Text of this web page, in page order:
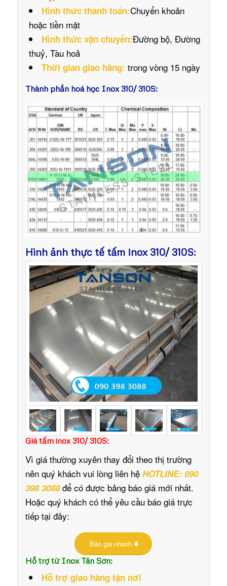
Hình thức thanh toán:Chuyển khoản
hoặc tiền mặt
Hình thức vận chuyển:Đường bộ, Đường
thuỷ, Tàu hoả
Thời gian giao hàng: trong vòng 15 ngày
Thành phần hoá học Inox 310/ 310S:
Hình ảnh thực tế tấm inox 310/ 310S:
Giá tấm inox 310/ 310S:
Vì giá thường xuyên thay đổi theo thị trường
nên quý khách vui lòng liên hệ HOTLINE: 090
398 3088để có được bảng báo giá mới nhất.
Hoặc quý khách có thể yêu cầu báo giá trực
tiếp tại đây:
Báo giá nhanh
Hỗ trợ từ Inox Tân Sơn:
Hỗ trợ giao hàng tận nơi